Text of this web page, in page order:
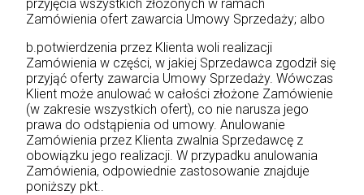
przyjęcia wszystkich złożonych w ramach
Zamówienia ofert zawarcia Umowy Sprzedaży; albo
b.potwierdzenia przez Klienta woli realizacji
Zamówienia w części, w jakiej Sprzedawca zgodził się
przyjąć oferty zawarcia Umowy Sprzedaży. Wówczas
Klient może anulować w całości złożone Zamówienie
(w zakresie wszystkich ofert), co nie narusza jego
prawa do odstąpienia od umowy. Anulowanie
Zamówienia przez Klienta zwalnia Sprzedawcę z
obowiązku jego realizacji. W przypadku anulowania
Zamówienia, odpowiednie zastosowanie znajduje
poniższy pkt..